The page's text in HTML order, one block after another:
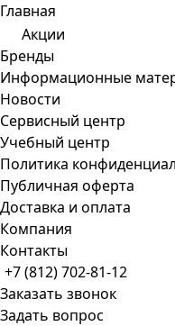
Главная
Акции
Бренды
Информационные
Новости
Сервисный центр
Учебный центр
Политика
Публичная оферта
Доставка и оплата
Компания
Контакты
+7 (812) 702-81-12
Заказать звонок
Задать вопрос